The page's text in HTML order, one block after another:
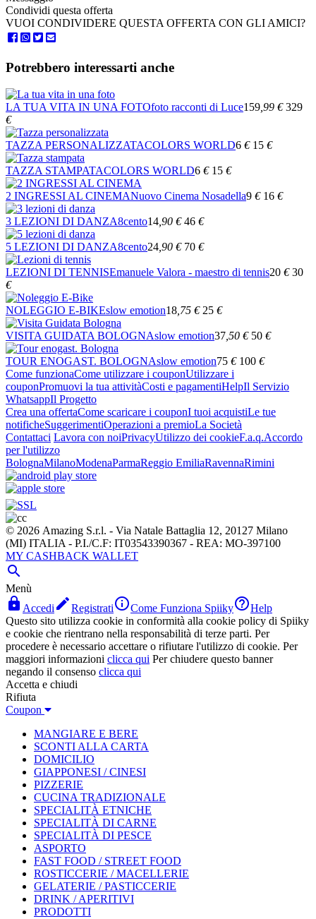
Condividi questa offerta
VUOI CONDIVIDERE QUESTA OFFERTA CON GLI AMICI?
Potrebbero interessarti anche
LA TUA VITA IN UNA FOTOfoto racconti di Luce159,99 € 329
€
TAZZA PERSONALIZZATACOLORS WORLD6 € 15 €
TAZZA STAMPATACOLORS WORLD6 € 15 €
2 INGRESSI AL CINEMANuovo Cinema Nosadella9 € 16 €
3 LEZIONI DI DANZA8cento14,90 € 46 €
5 LEZIONI DI DANZA8cento24,90 € 70 €
LEZIONI DI TENNISEmanuele Valora - maestro di tennis20 € 30
€
NOLEGGIO E-BIKEslow emotion18,75 € 25 €
VISITA GUIDATA BOLOGNAslow emotion37,50 € 50 €
TOUR ENOGAST. BOLOGNAslow emotion75 € 100 €
Come funzionaCome utilizzare i couponUtilizzare i
couponPromuovi la tua attivitàCosti e pagamentiHelpIl Servizio
WhatsappIl Progetto
Crea una offertaCome scaricare i couponI tuoi acquistiLe tue
notificheSuggerimentiOperazioni a premioLa Società
Contattaci Lavora con noiPrivacyUtilizzo dei cookieF.a.q.Accordo
per l'utilizzo
BolognaMilanoModenaParmaReggio EmiliaRavennaRimini
© 2026 Amazing S.r.l. - Via Natale Battaglia 12, 20127 Milano
(MI) ITALIA - P.I./C.F: IT03543390367 - REA: MO-397100
MY CASHBACK WALLET

Menù
 AccediRegistratiCome Funziona SpiikyHelp
Questo sito utilizza cookie in conformità alla cookie policy di Spiiky
e cookie che rientrano nella responsabilità di terze parti. Per
procedere è necessario accettare o rifiutare l'utilizzo di cookie. Per
maggiori informazioni clicca qui Per chiudere questo banner
negando il consenso clicca qui
Accetta e chiudi
Rifiuta
Coupon
MANGIARE E BERE
SCONTI ALLA CARTA
DOMICILIO
GIAPPONESI / CINESI
PIZZERIE
CUCINA TRADIZIONALE
SPECIALITÀ ETNICHE
SPECIALITÀ DI CARNE
SPECIALITÀ DI PESCE
ASPORTO
FAST FOOD / STREET FOOD
ROSTICCERIE / MACELLERIE
GELATERIE / PASTICCERIE
DRINK / APERITIVI
PRODOTTI